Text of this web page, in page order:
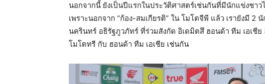
นอกจากนี้ ยังเป็นปีแรกในประวัติศาสตร์เช่นกันที่มีนักแข่งชา
เพราะนอกจาก “ก้อง-สมเกียรติ” ใน โมโตจีพี แล้ว เรายังมี 2
นครินทร์ อธิรัฐภูวภัทร์ ที่ร่วมสังกัด อิเดมิตสึ ฮอนด้า ทีม เอเชี
โมโตทรี กับ ฮอนด้า ทีม เอเชีย เช่นกัน